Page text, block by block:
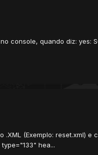
quando diz: yes:
(Exemplo: reset.xml)
hea...